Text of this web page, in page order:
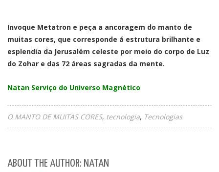
Invoque Metatron e peça a ancoragem do manto de
muitas cores, que corresponde á estrutura brilhante e
esplendia da Jerusalém celeste por meio do corpo de Luz
do Zohar e das 72 áreas sagradas da mente.
Natan Serviço do Universo Magnético
O MANTO DE MUITAS CORES tecnologia Tecnologias
ABOUT THE AUTHOR: NATAN